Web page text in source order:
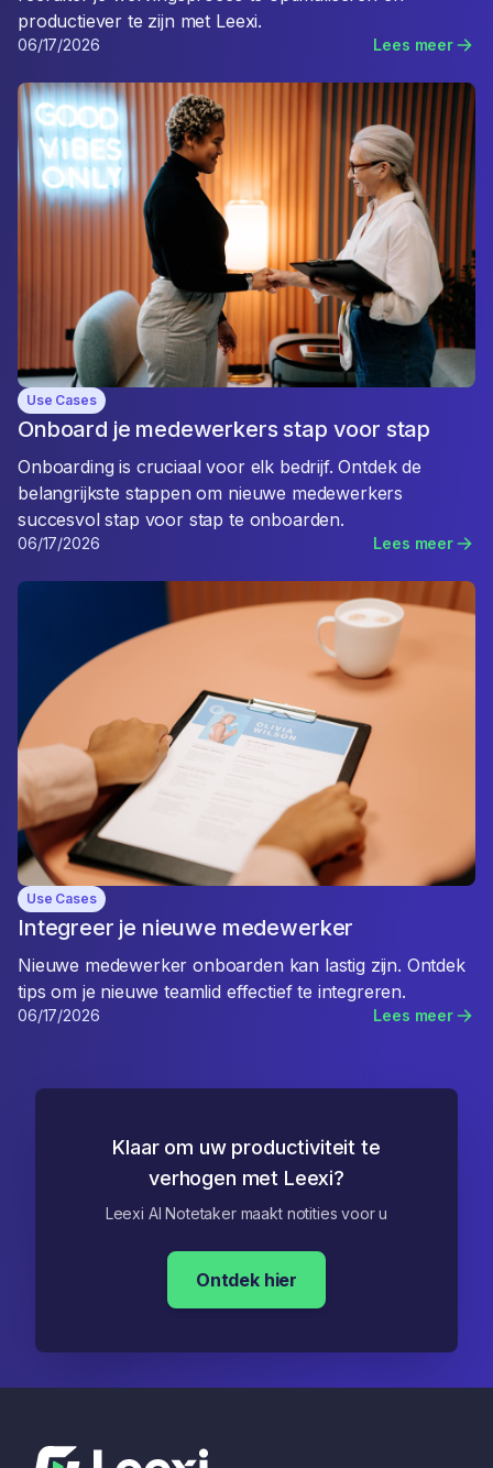
productiever te zijn met Leexi.
06/17/2026 Lees meer
Use Cases
Onboard je medewerkers stap voor stap
Onboarding is cruciaal voor elk bedrijf. Ontdek de
belangrijkste stappen om nieuwe medewerkers
succesvol stap voor stap te onboarden.
06/17/2026 Lees meer
Use Cases
Integreer je nieuwe medewerker
Nieuwe medewerker onboarden kan lastig zijn. Ontdek
tips om je nieuwe teamlid effectief te integreren.
06/17/2026 Lees meer
Klaar om uw productiviteit te
verhogen met Leexi?
Leexi AI Notetaker maakt notities voor u
Ontdek hier